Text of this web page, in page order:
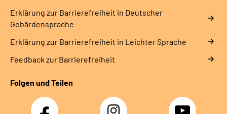
Erklärung zur Barrierefreiheit in Deutscher
Gebärdensprache
Erklärung zur Barrierefreiheit in Leichter Sprache
Feedback zur Barrierefreiheit
Folgen und Teilen
Facebook Instagram YouTube